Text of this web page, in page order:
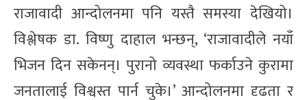
राजावादी आन्दोलनमा पनि यस्तै समस्या देखियो।
विश्लेषक डा. विष्णु दाहाल भन्छन्, ‘राजावादीले नयाँ
भिजन दिन सकेनन्। पुरानो व्यवस्था फर्काउने कुरामा
जनतालाई विश्वस्त पार्न चुके।’ आन्दोलनमा दृढता र